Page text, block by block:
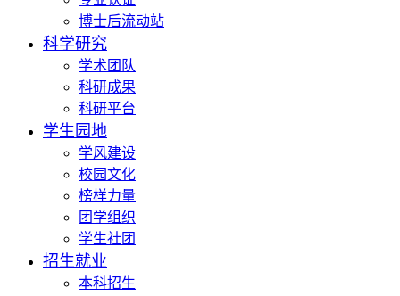
博士后流动站
科学研究
学术团队
科研成果
科研平台
学生园地
学风建设
校园文化
榜样力量
团学组织
学生社团
招生就业
本科招生